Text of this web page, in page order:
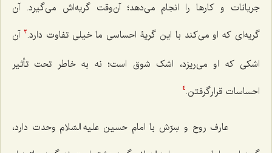
جریانات و کارها را انجام می‌دهد؛ آن‌وقت گریه‌اش می‌گیرد. آن
گریه‌ای که او می‌کند با این گریۀ احساسی ما خیلی تفاوت دارد.3 آن
اشکی که او می‌ریزد، اشک شوق است؛ نه به خاطر تحت تأثیر
احساسات قرارگرفتن.4
عارف روح و سِرّش با امام حسین علیه السّلام وحدت دارد،